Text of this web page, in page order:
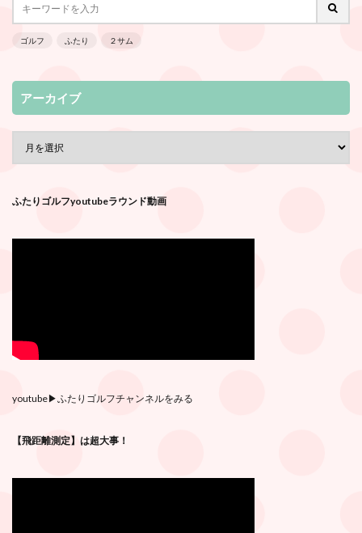
ゴルフ ふたり ２サム
アーカイブ
ふたりゴルフyoutubeラウンド動画
youtube▶︎ふたりゴルフチャンネルをみる
【飛距離測定】は超大事！